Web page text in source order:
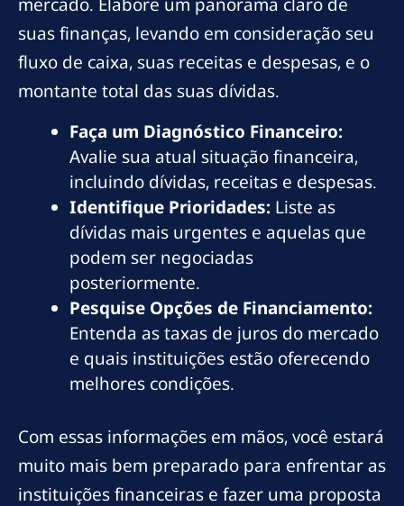
suas finanças, levando em consideração seu
fluxo de caixa, suas receitas e despesas, e o
montante total das suas dívidas.
Faça um Diagnóstico Financeiro:
Avalie sua atual situação financeira,
incluindo dívidas, receitas e despesas.
Identifique Prioridades: Liste as
dívidas mais urgentes e aquelas que
podem ser negociadas
posteriormente.
Pesquise Opções de Financiamento:
Entenda as taxas de juros do mercado
e quais instituições estão oferecendo
melhores condições.
Com essas informações em mãos, você estará
muito mais bem preparado para enfrentar as
instituições financeiras e fazer uma proposta